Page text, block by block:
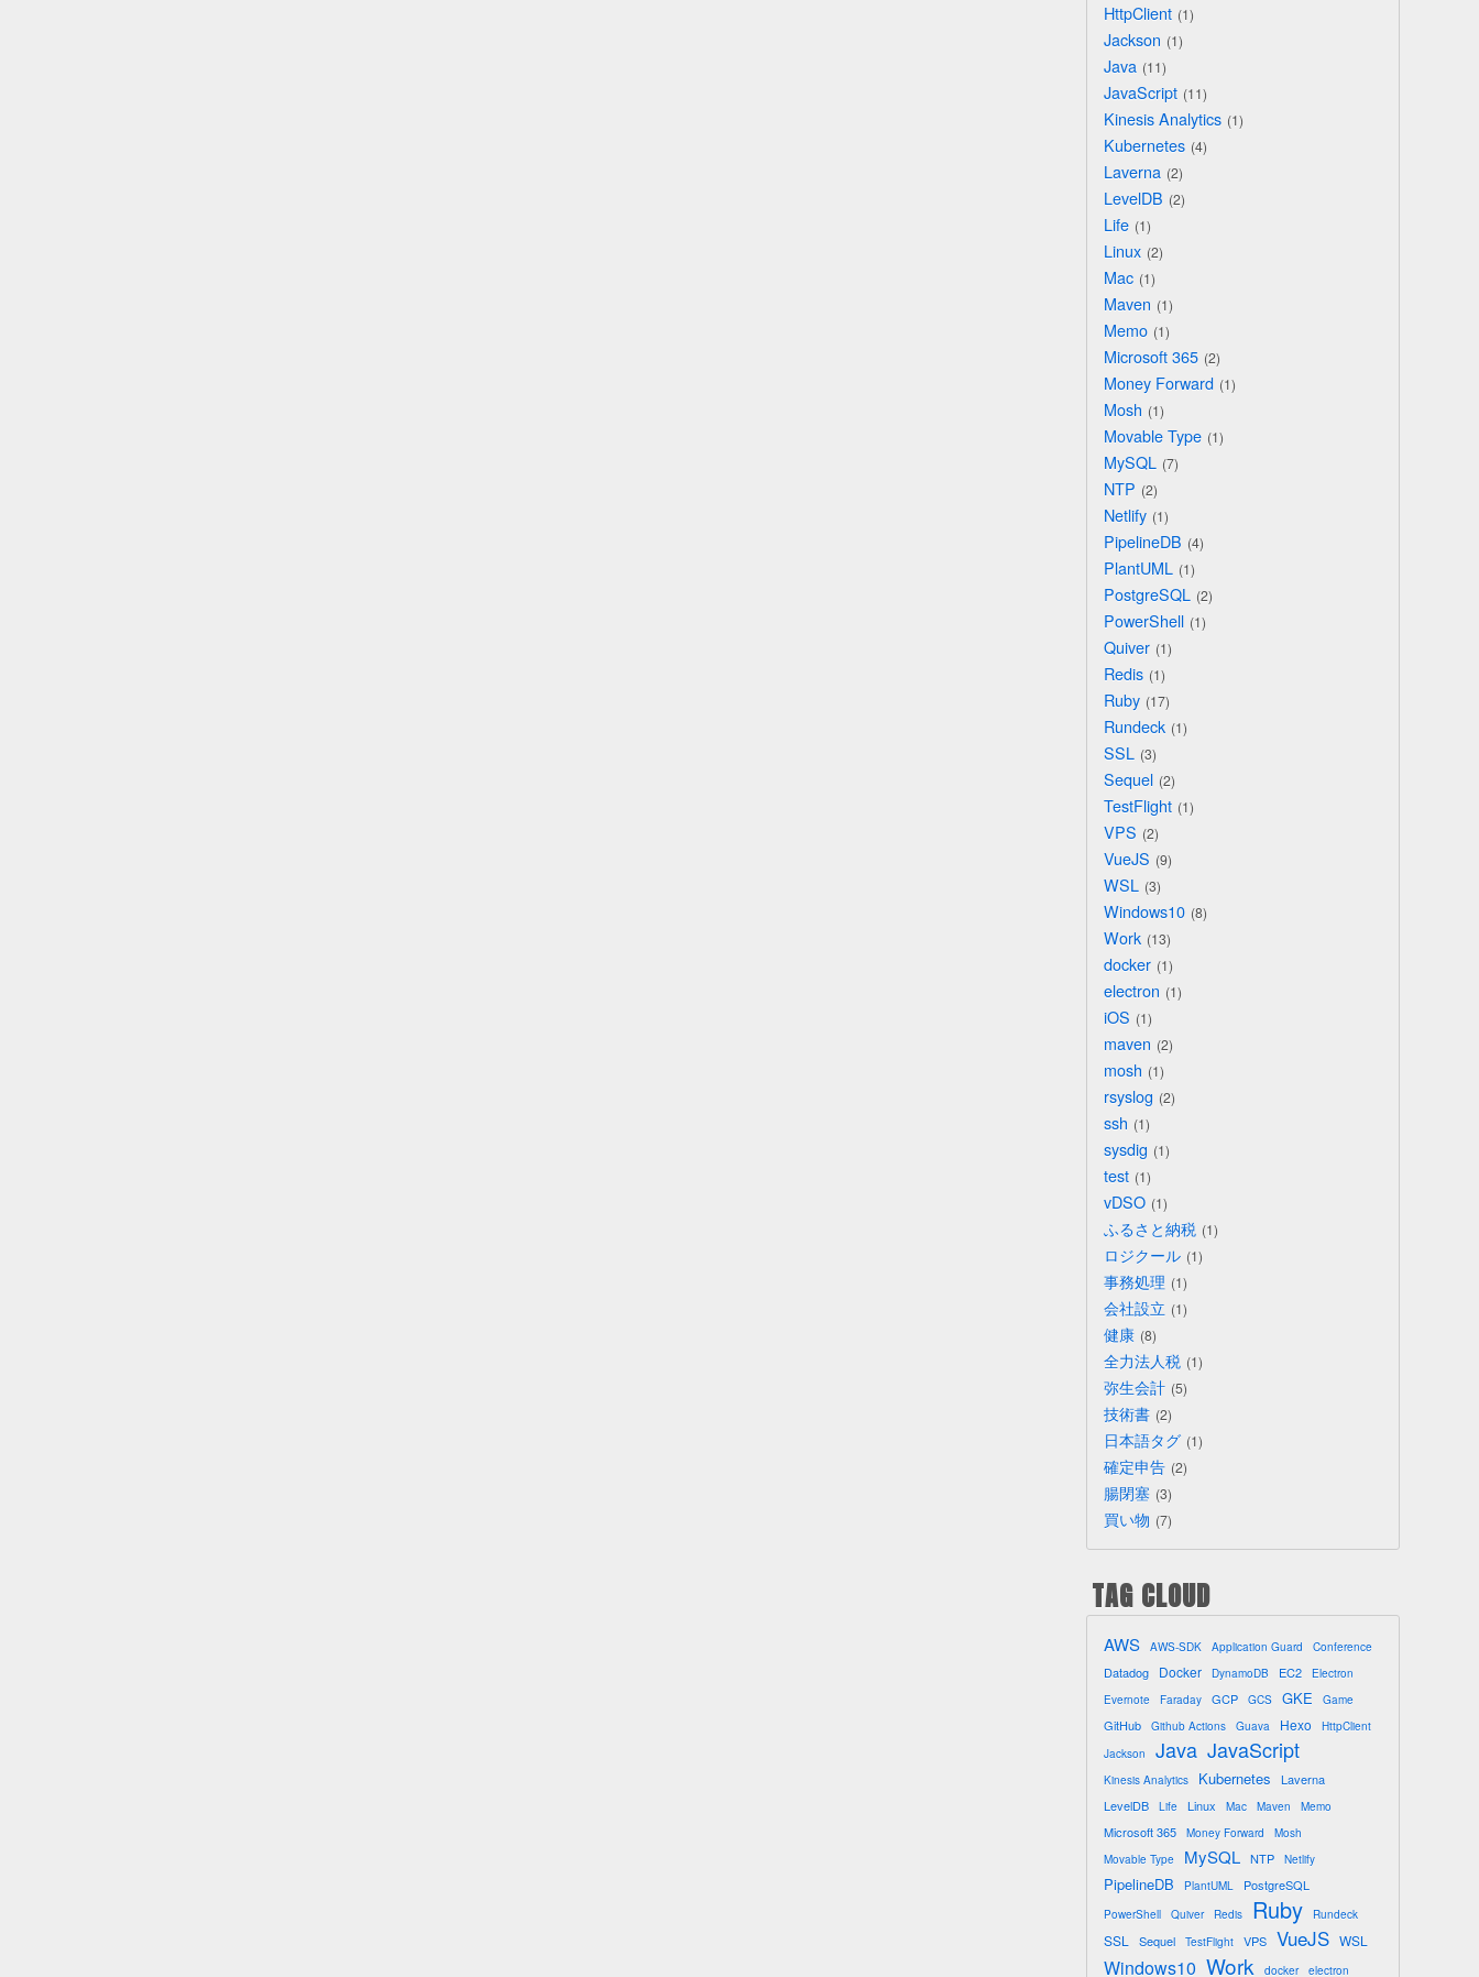
HttpClient 1
Jackson 1
Java 11
JavaScript 11
Kinesis Analytics 1
Kubernetes 4
Laverna 2
LevelDB 2
Life 1
Linux 2
Mac 1
Maven 1
Memo 1
Microsoft 365 2
Money Forward 1
Mosh 1
Movable Type 1
MySQL 7
NTP 2
Netlify 1
PipelineDB 4
PlantUML 1
PostgreSQL 2
PowerShell 1
Quiver 1
Redis 1
Ruby 17
Rundeck 1
SSL 3
Sequel 2
TestFlight 1
VPS 2
VueJS 9
WSL 3
Windows10 8
Work 13
docker 1
electron 1
iOS 1
maven 2
mosh 1
rsyslog 2
ssh 1
sysdig 1
test 1
vDSO 1
ふるさと納税 1
ロジクール 1
事務処理 1
会社設立 1
健康 8
全力法人税 1
弥生会計 5
技術書 2
日本語タグ 1
確定申告 2
腸閉塞 3
買い物 7
TAG CLOUD
AWS AWS-SDK Application Guard Conference
Datadog Docker DynamoDB EC2
Electron
Evernote
Faraday GCP GCS GKE Game
GitHub Github Actions Guava Hexo
HttpClient
Jackson
Java JavaScript
Kinesis Analytics Kubernetes
Laverna
LevelDB
Life Linux Mac Maven Memo
Microsoft 365 Money Forward
Mosh
Movable Type
MySQL NTP Netlify
PipelineDB PlantUML PostgreSQL
PowerShell Quiver Redis Ruby Rundeck
SSL Sequel TestFlight VPS VueJS WSL
Windows10 Work docker electron